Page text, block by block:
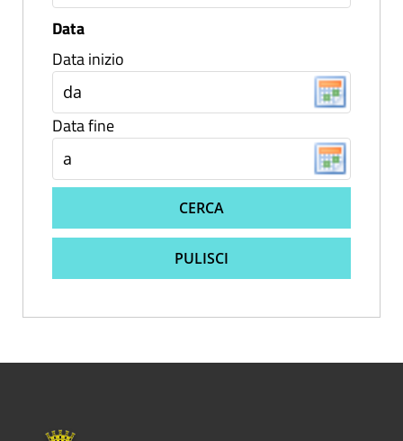
Data
Data inizio
Data fine
CERCA
PULISCI